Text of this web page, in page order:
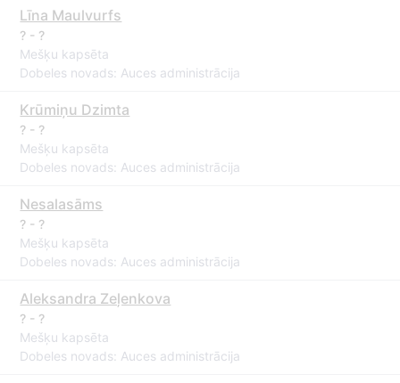
Līna Maulvurfs
? - ?
Mešķu kapsēta
Dobeles novads: Auces administrācija
Krūmiņu Dzimta
? - ?
Mešķu kapsēta
Dobeles novads: Auces administrācija
Nesalasāms
? - ?
Mešķu kapsēta
Dobeles novads: Auces administrācija
Aleksandra Zeļenkova
? - ?
Mešķu kapsēta
Dobeles novads: Auces administrācija